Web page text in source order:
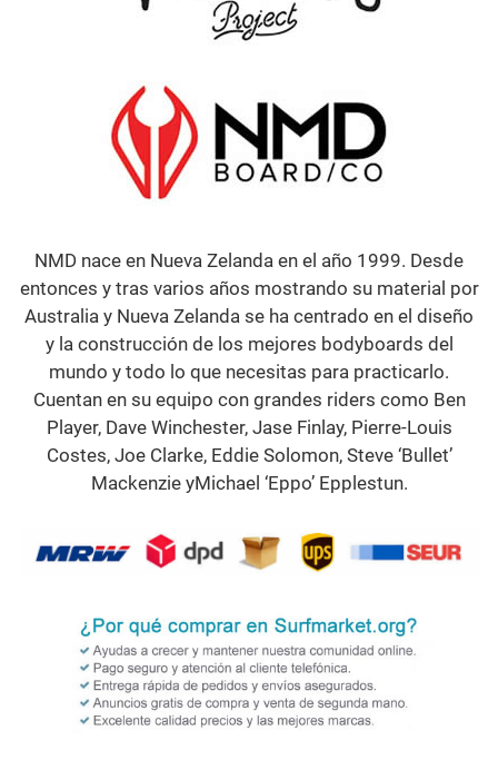
NMD nace en Nueva Zelanda en el año 1999. Desde
entonces y tras varios años mostrando su material por
Australia y Nueva Zelanda se ha centrado en el diseño
y la construcción de los mejores bodyboards del
mundo y todo lo que necesitas para practicarlo.
Cuentan en su equipo con grandes riders como Ben
Player, Dave Winchester, Jase Finlay, Pierre-Louis
Costes, Joe Clarke, Eddie Solomon, Steve ‘Bullet’
Mackenzie yMichael ‘Eppo’ Epplestun.